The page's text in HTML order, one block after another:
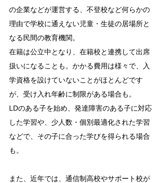
の企業などが運営する、不登校など何らかの
理由で学校に通えない児童・生徒の居場所と
なる民間の教育機関。
在籍は公立中となり、在籍校と連携して出席
扱いになることも。かかる費用は様々で、入
学資格を設けていないことがほとんどです
が、受け入れ年齢に制限がある場合も。
LDのある子を始め、発達障害のある子に対応
した学習や、少人数・個別最適化された学習
などで、その子に合った学びを得られる場合
も。
また、近年では、通信制高校やサポート校が